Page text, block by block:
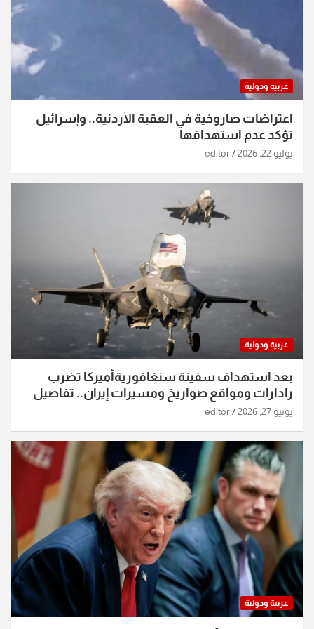
عربية ودولية
اعتراضات صاروخية في العقبة الأردنية.. وإسرائيل
تؤكد عدم استهدافها
يوليو 22, 2026 editor
عربية ودولية
بعد استهداف سفينة سنغافوريةأميركا تضرب
رادارات ومواقع صواريخ ومسيرات إيران.. تفاصيل
الساعات الماضية
يونيو 27, 2026 editor
عربية ودولية